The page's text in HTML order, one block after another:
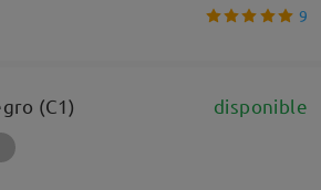
9
(C1) disponible